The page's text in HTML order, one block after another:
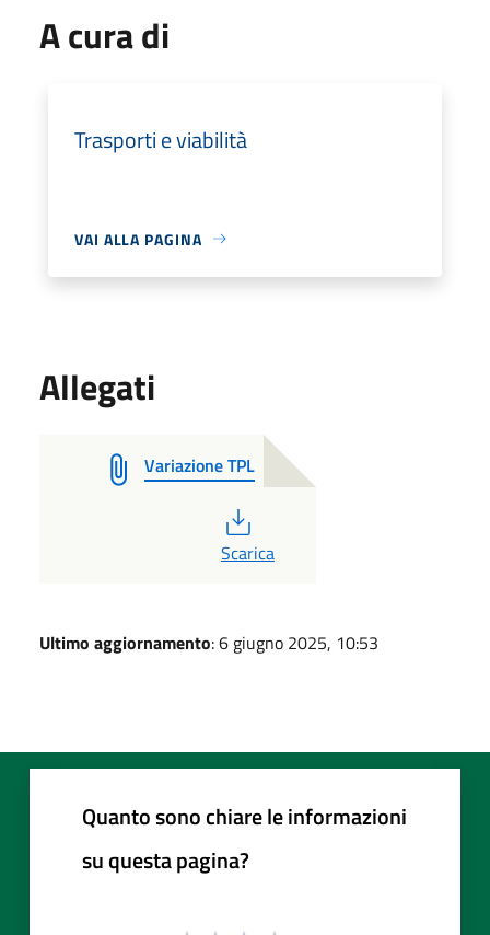
A cura di
Trasporti e viabilità
VAI ALLA PAGINA
Allegati
Variazione TPL
PDF
Scarica
Ultimo aggiornamento: 6 giugno 2025, 10:53
Quanto sono chiare le informazioni
su questa pagina?